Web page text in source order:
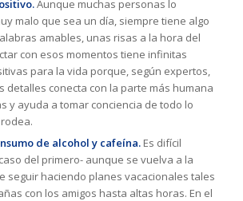
Aunque muchas personas lo
malo que sea un día, siempre tiene algo
amables, unas risas a la hora del
con esos momentos tiene infinitas
para la vida porque, según expertos,
detalles conecta con la parte más humana
y ayuda a tomar conciencia de todo lo
de alcohol y cafeína.Es difícil
del primero- aunque se vuelva a la
seguir haciendo planes vacacionales tales
con los amigos hasta altas horas. En el